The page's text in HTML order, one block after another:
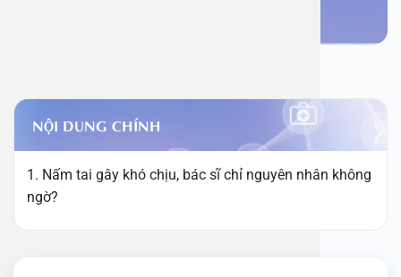
NỘI DUNG CHÍNH
1. Nấm tai gây khó chịu, bác sĩ chỉ nguyên nhân không
ngờ?